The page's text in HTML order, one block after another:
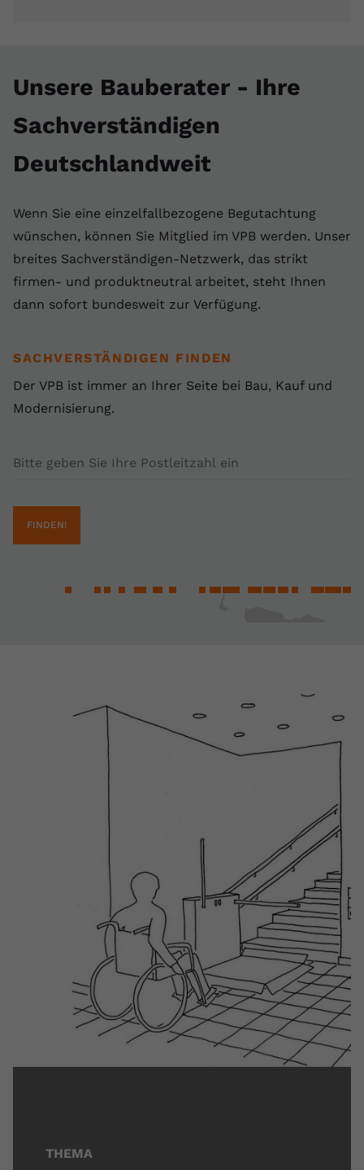
Unsere Bauberater - Ihre
Sachverständigen
Deutschlandweit
Wenn Sie eine einzelfallbezogene Begutachtung
wünschen, können Sie Mitglied im VPB werden. Unser
breites Sachverständigen-Netzwerk, das strikt
firmen- und produktneutral arbeitet, steht Ihnen
dann sofort bundesweit zur Verfügung.
SACHVERSTÄNDIGEN FINDEN
Der VPB ist immer an Ihrer Seite bei Bau, Kauf und
Modernisierung.
Postleitzahl
FINDEN!
THEMA